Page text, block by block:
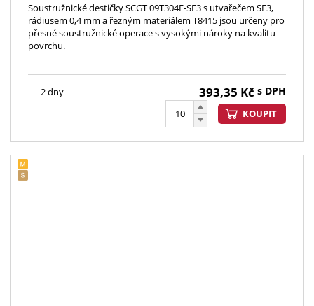
Soustružnické destičky SCGT 09T304E-SF3 s utvařečem SF3,
rádiusem 0,4 mm a řezným materiálem T8415 jsou určeny pro
přesné soustružnické operace s vysokými nároky na kvalitu
povrchu.
2 dny 393,35 Kč s DPH
KOUPIT